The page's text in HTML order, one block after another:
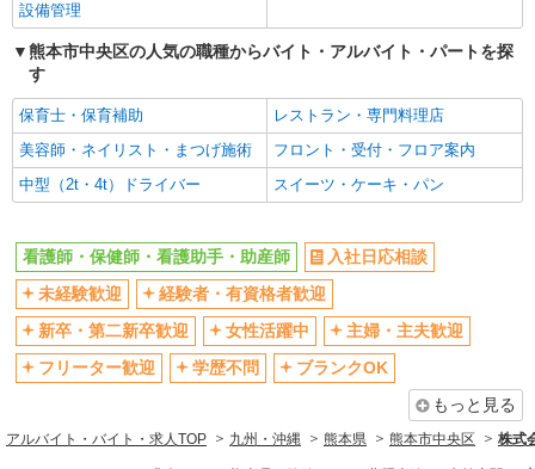
設備管理
熊本市中央区の人気の職種からバイト・アルバイト・パートを探
す
保育士・保育補助
レストラン・専門料理店
美容師・ネイリスト・まつげ施術
フロント・受付・フロア案内
中型（2t・4t）ドライバー
スイーツ・ケーキ・パン
看護師・保健師・看護助手・助産師
入社日応相談
未経験歓迎
経験者・有資格者歓迎
新卒・第二新卒歓迎
女性活躍中
主婦・主夫歓迎
フリーター歓迎
学歴不問
ブランクOK
もっと見る
アルバイト・バイト・求人TOP 九州・沖縄 熊本県 熊本市中央区 株式